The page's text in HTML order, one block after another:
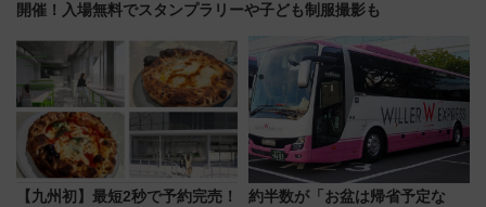
開催！入場無料でスタンプラリーや子ども制服撮影も
【九州初】最短2秒で予約完売！
約半数が「お盆は帰省予定な